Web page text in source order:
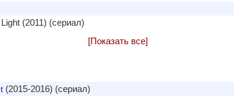
(2011) (сериал)
[Показать все]
(2015-2016) (сериал)